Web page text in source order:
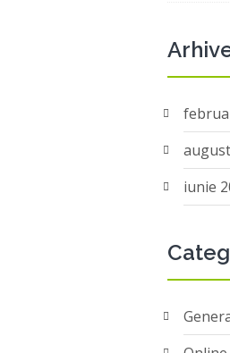
iunie